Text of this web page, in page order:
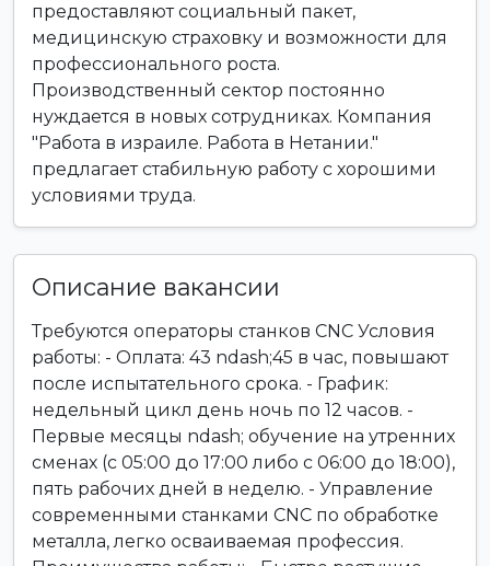
предоставляют социальный пакет,
медицинскую страховку и возможности для
профессионального роста.
Производственный сектор постоянно
нуждается в новых сотрудниках. Компания
"Работа в израиле. Работа в Нетании."
предлагает стабильную работу с хорошими
условиями труда.
Описание вакансии
Требуются операторы станков CNC Условия
работы: - Оплата: 43 ndash;45 в час, повышают
после испытательного срока. - График:
недельный цикл день ночь по 12 часов. -
Первые месяцы ndash; обучение на утренних
сменах (с 05:00 до 17:00 либо с 06:00 до 18:00),
пять рабочих дней в неделю. - Управление
современными станками CNC по обработке
металла, легко осваиваемая профессия.